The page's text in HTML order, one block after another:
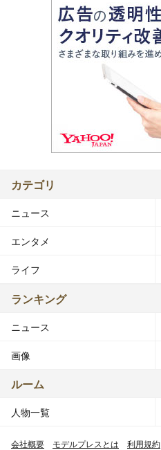
カテゴリ
ニュース
エンタメ
ライフ
ランキング
ニュース
画像
ルーム
人物一覧
会社概要 モデルプレスとは 利用規約